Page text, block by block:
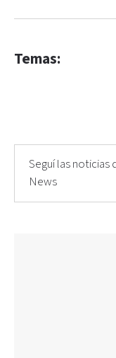
Temas:
Seguí las noticias
News